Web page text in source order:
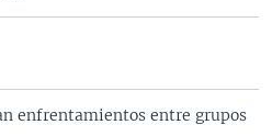
enfrentamientos entre grupos